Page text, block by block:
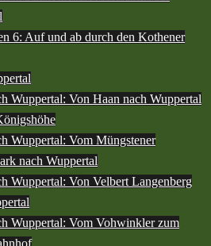
6: Auf und ab durch den Kothener
Wuppertal: Von Haan nach Wuppertal
Wuppertal: Vom Müngstener
nach Wuppertal
Wuppertal: Von Velbert Langenberg
Wuppertal: Vom Vohwinkler zum